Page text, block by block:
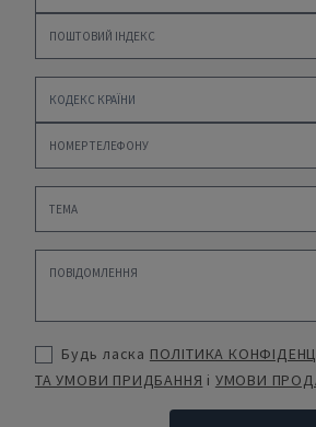
Будь ласка ПОЛІТИКА
ТА УМОВИ ПРИДБАННЯ і УМОВИ